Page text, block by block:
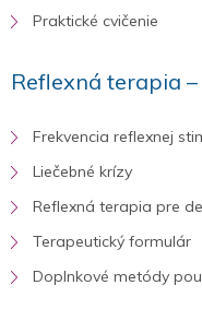
Praktické cvičenie
Reflexná terapia
Frekvencia reflexnej
Liečebné krízy
Reflexná terapia pre
Terapeutický formulár
Doplnkové metódy